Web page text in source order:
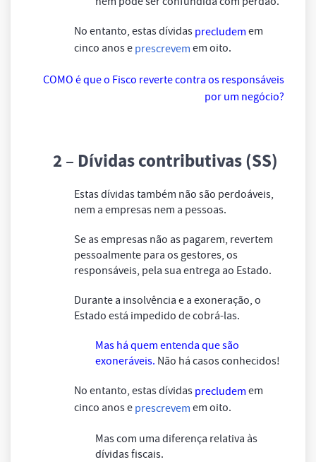
No entanto, estas dívidas precludem em
cinco anos e prescrevem em oito.
COMO é que o Fisco reverte contra os responsáveis
por um negócio?
2 – Dívidas contributivas (SS)
Estas dívidas também não são perdoáveis,
nem a empresas nem a pessoas.
Se as empresas não as pagarem, revertem
pessoalmente para os gestores, os
responsáveis, pela sua entrega ao Estado.
Durante a insolvência e a exoneração, o
Estado está impedido de cobrá-las.
Mas há quem entenda que são
exoneráveis. Não há casos conhecidos!
No entanto, estas dívidas precludem em
cinco anos e prescrevem em oito.
Mas com uma diferença relativa às
dívidas fiscais.